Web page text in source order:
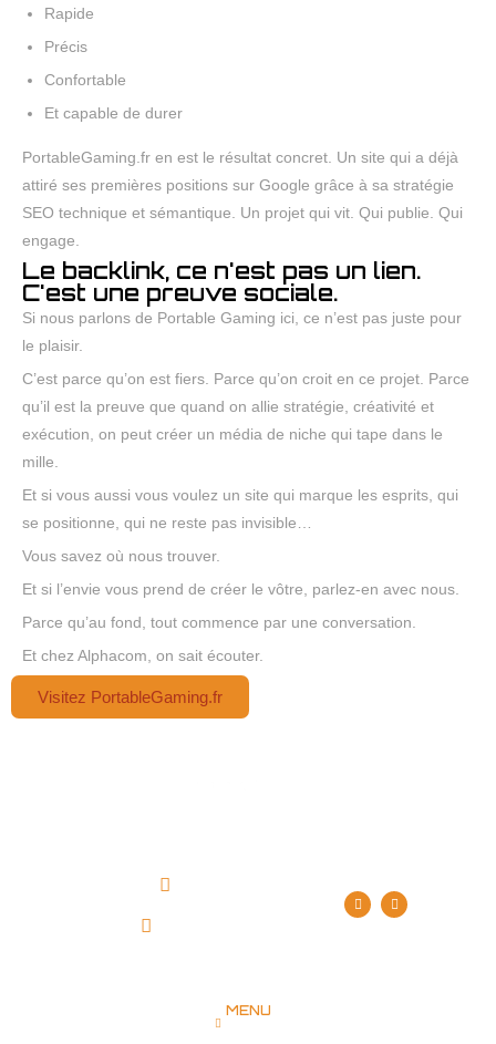
Rapide
Précis
Confortable
Et capable de durer
PortableGaming.fr en est le résultat concret. Un site qui a déjà
attiré ses premières positions sur Google grâce à sa stratégie
SEO technique et sémantique. Un projet qui vit. Qui publie. Qui
engage.
Le backlink, ce n'est pas un lien.
C'est une preuve sociale.
Si nous parlons de Portable Gaming ici, ce n’est pas juste pour
le plaisir.
C’est parce qu’on est fiers. Parce qu’on croit en ce projet. Parce
qu’il est la preuve que quand on allie stratégie, créativité et
exécution, on peut créer un média de niche qui tape dans le
mille.
Et si vous aussi vous voulez un site qui marque les esprits, qui
se positionne, qui ne reste pas invisible…
Vous savez où nous trouver.
Et si l’envie vous prend de créer le vôtre, parlez-en avec nous.
Parce qu’au fond, tout commence par une conversation.
Et chez Alphacom, on sait écouter.
Visitez PortableGaming.fr
MENU